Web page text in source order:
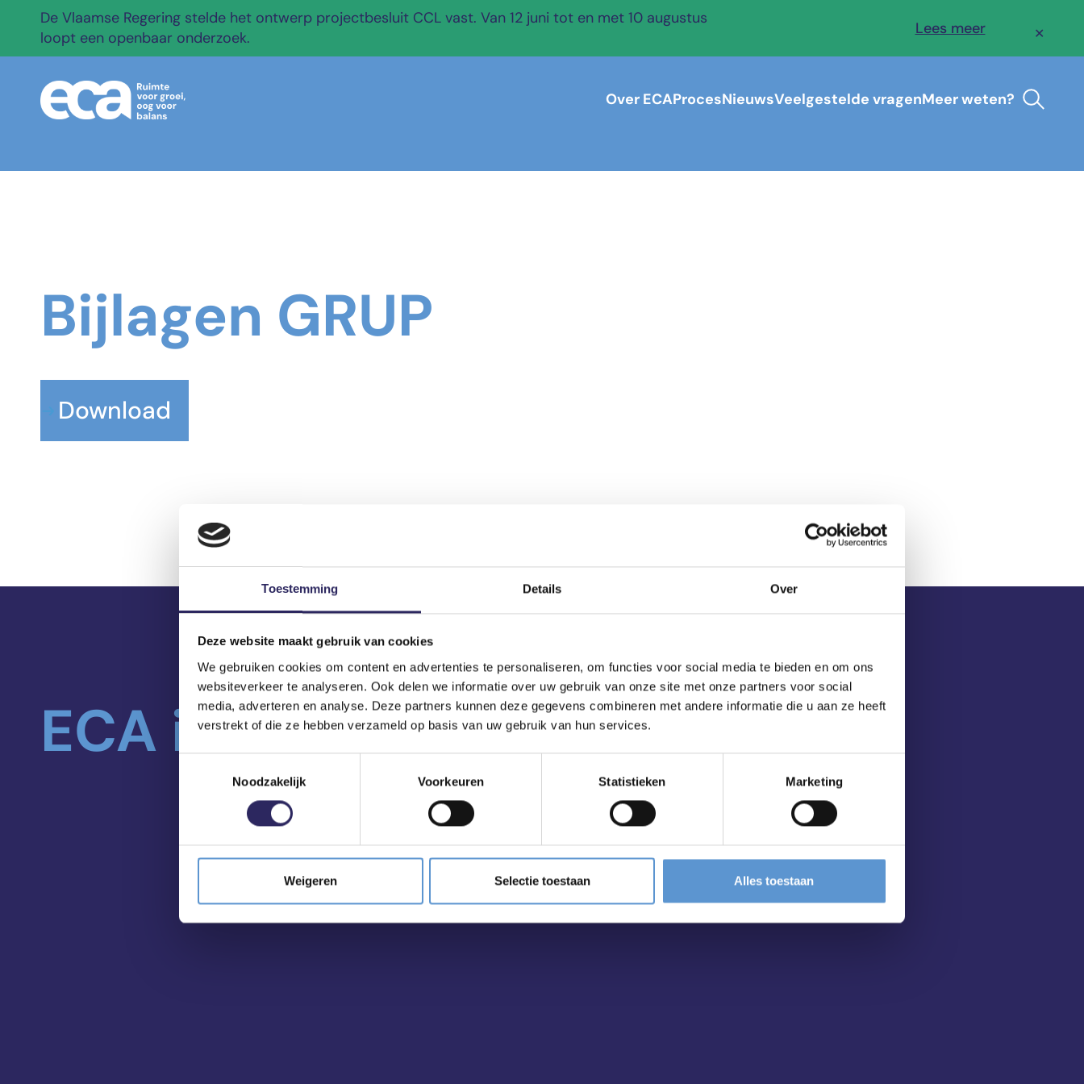
Toestemming Details Over
Deze website maakt gebruik van cookies
We gebruiken cookies om content en advertenties te personaliseren, om functies voor social media te bieden en om ons
websiteverkeer te analyseren. Ook delen we informatie over uw gebruik van onze site met onze partners voor social
media, adverteren en analyse. Deze partners kunnen deze gegevens combineren met andere informatie die u aan ze heeft
verstrekt of die ze hebben verzameld op basis van uw gebruik van hun services.
Noodzakelijk
Voorkeuren Statistieken Marketing
Weigeren Selectie toestaan Alles toestaan
De Vlaamse Regering stelde het ontwerp projectbesluit CCL vast. Van 12 juni tot en met 10 augustus
loopt een openbaar onderzoek.
Lees meer ✕
Over ECAProcesNieuwsVeelgestelde vragenMeer weten?
Bijlagen GRUP
Download
ECA in je mailbox?